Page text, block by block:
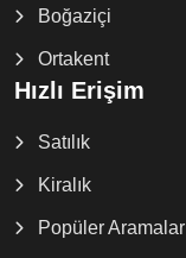
Boğaziçi
Ortakent
Hızlı Erişim
Satılık
Kiralık
Popüler Aramalar